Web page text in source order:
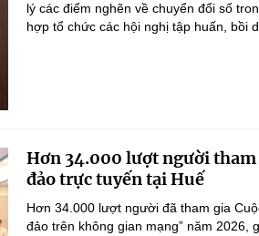
lý các điểm nghẽn về chuyển đổi số
hợp tổ chức các hội nghị tập huấn, bồi
Hơn 34.000 lượt người
đảo trực tuyến tại Huế
Hơn 34.000 lượt người đã tham gia
đảo trên không gian mạng” năm 2026,